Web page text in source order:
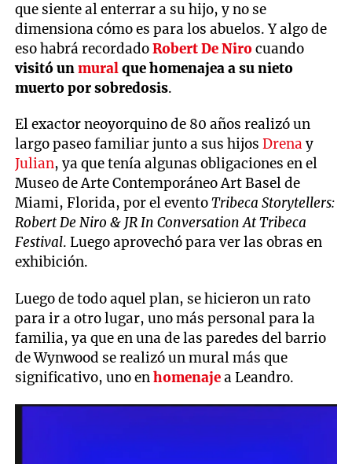
que siente al enterrar a su hijo, y no se
dimensiona cómo es para los abuelos. Y algo de
eso habrá recordadoRobert De Nirocuando
visitó unmuralque homenajea a su nieto
muerto por sobredosis.
El exactor neoyorquino de 80 años realizó un
largo paseo familiar junto a sus hijosDrena y
Julian, ya que tenía algunas obligaciones en el
Museo de Arte Contemporáneo Art Basel de
Miami, Florida, por el eventoTribeca Storytellers:
Robert De Niro & JR In Conversation At Tribeca
Festival. Luego aprovechó para ver las obras en
exhibición.
Luego de todo aquel plan, se hicieron un rato
para ir a otro lugar, uno más personal para la
familia, ya que en una de las paredes del barrio
de Wynwood se realizó un mural más que
significativo, uno enhomenajea Leandro.